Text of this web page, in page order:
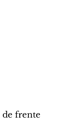
de frente